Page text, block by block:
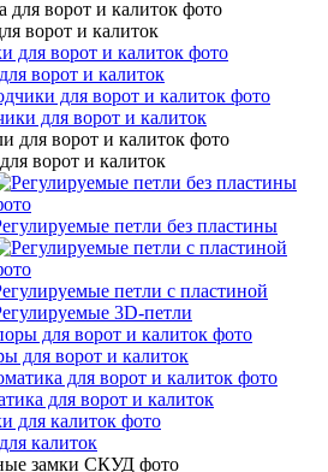
ворот и калиток
ворот и калиток
для ворот и калиток
ворот и калиток
петли без пластины
петли с пластиной
3D-петли
для ворот и калиток
для ворот и калиток
калиток